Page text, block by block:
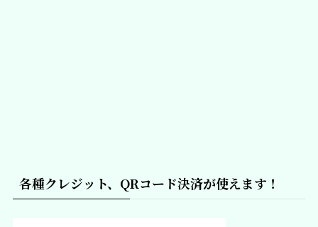
各種クレジット、QRコード決済が使えます！